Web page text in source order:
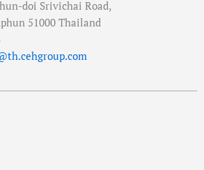
doi Srivichai Road,
51000 Thailand